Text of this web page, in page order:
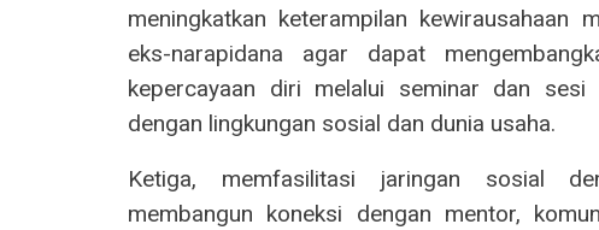
meningkatkan keterampilan kewirausahaan
eks-narapidana agar dapat
kepercayaan diri melalui seminar dan
dengan lingkungan sosial dan dunia usaha.
Ketiga, memfasilitasi jaringan sosial
membangun koneksi dengan mentor,